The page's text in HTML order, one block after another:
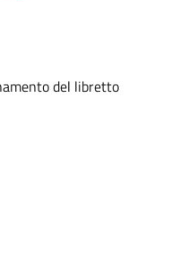
del libretto